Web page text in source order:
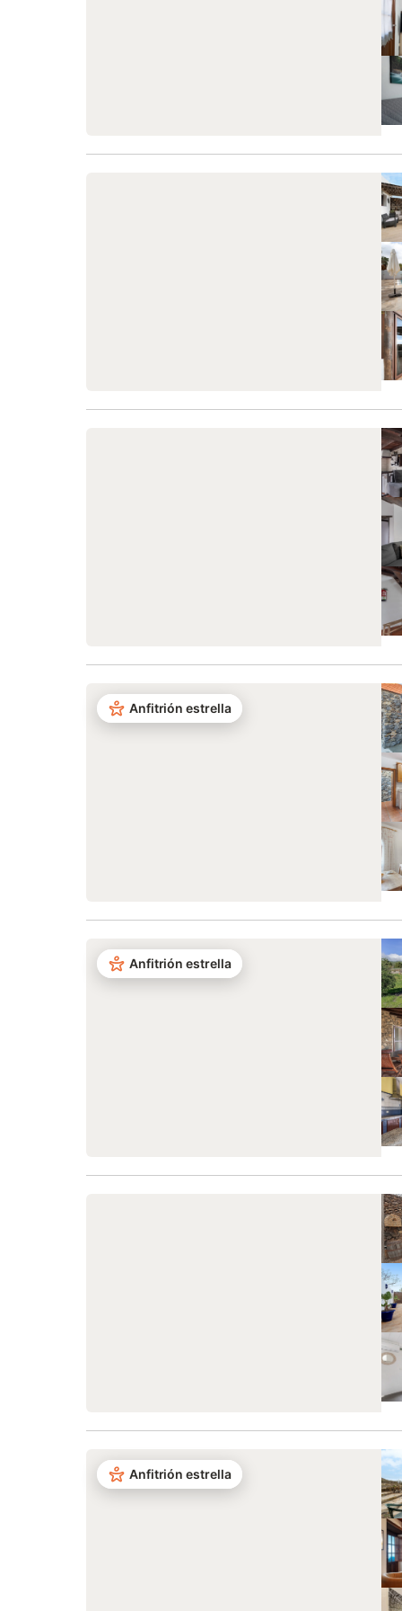
Anfitrión estrella
Anfitrión estrella
Anfitrión estrella